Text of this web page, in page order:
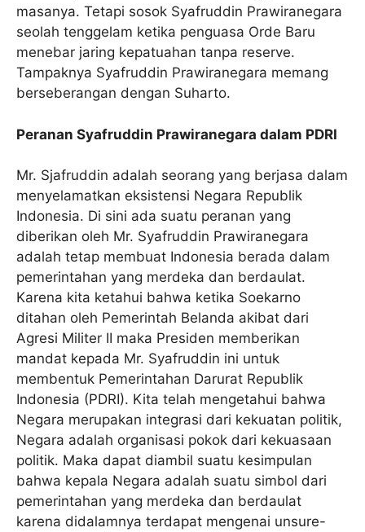
masanya. Tetapi sosok Syafruddin Prawiranegara
seolah tenggelam ketika penguasa Orde Baru
menebar jaring kepatuahan tanpa reserve.
Tampaknya Syafruddin Prawiranegara memang
berseberangan dengan Suharto.
Peranan Syafruddin Prawiranegara dalam PDRI
Mr. Sjafruddin adalah seorang yang berjasa dalam
menyelamatkan eksistensi Negara Republik
Indonesia. Di sini ada suatu peranan yang
diberikan oleh Mr. Syafruddin Prawiranegara
adalah tetap membuat Indonesia berada dalam
pemerintahan yang merdeka dan berdaulat.
Karena kita ketahui bahwa ketika Soekarno
ditahan oleh Pemerintah Belanda akibat dari
Agresi Militer II maka Presiden memberikan
mandat kepada Mr. Syafruddin ini untuk
membentuk Pemerintahan Darurat Republik
Indonesia (PDRI). Kita telah mengetahui bahwa
Negara merupakan integrasi dari kekuatan politik,
Negara adalah organisasi pokok dari kekuasaan
politik. Maka dapat diambil suatu kesimpulan
bahwa kepala Negara adalah suatu simbol dari
pemerintahan yang merdeka dan berdaulat
karena didalamnya terdapat mengenai unsure-